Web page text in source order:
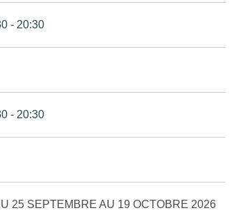
- 20:30
- 20:30
25 SEPTEMBRE AU 19 OCTOBRE 2026